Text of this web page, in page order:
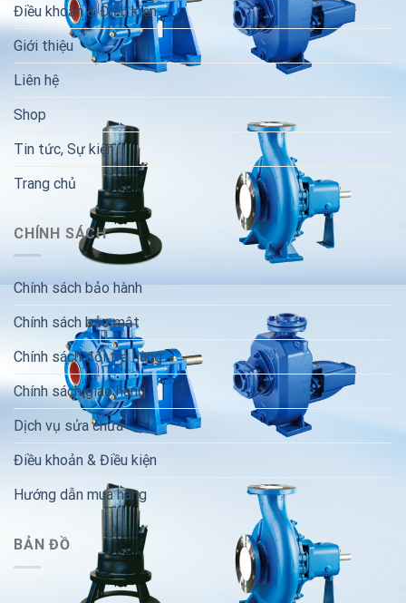
Điều khoản & Điều kiện
Giới thiệu
Liên hệ
Shop
Tin tức, Sự kiện
Trang chủ
CHÍNH SÁCH
Chính sách bảo hành
Chính sách bảo mật
Chính sách đổi trả hàng
Chính sách giao hàng
Dịch vụ sửa chữa
Điều khoản & Điều kiện
Hướng dẫn mua hàng
BẢN ĐỒ